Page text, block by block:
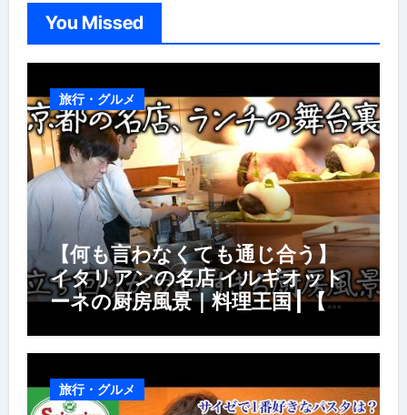
You Missed
旅行・グルメ
【何も言わなくても通じ合う】
イタリアンの名店 イルギオット
ーネの厨房風景｜料理王国 | 【厨
風景】
旅行・グルメ